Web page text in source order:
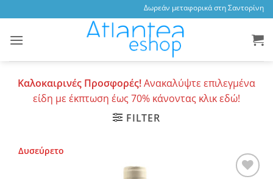
to
content
Δωρεάν μεταφορικά στη Σαντορίνη,
Καλοκαιρινές Προσφορές!Ανακαλύψτε επιλεγμένα
είδη με έκπτωση έως 70% κάνοντας κλικ εδώ!
FILTER
Δυσεύρετο